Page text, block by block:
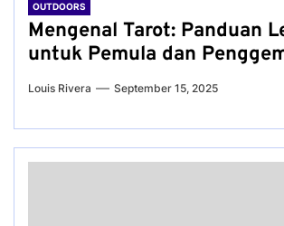
OUTDOORS
Mengenal Tarot: Panduan
untuk Pemula dan
Louis Rivera September 15, 2025